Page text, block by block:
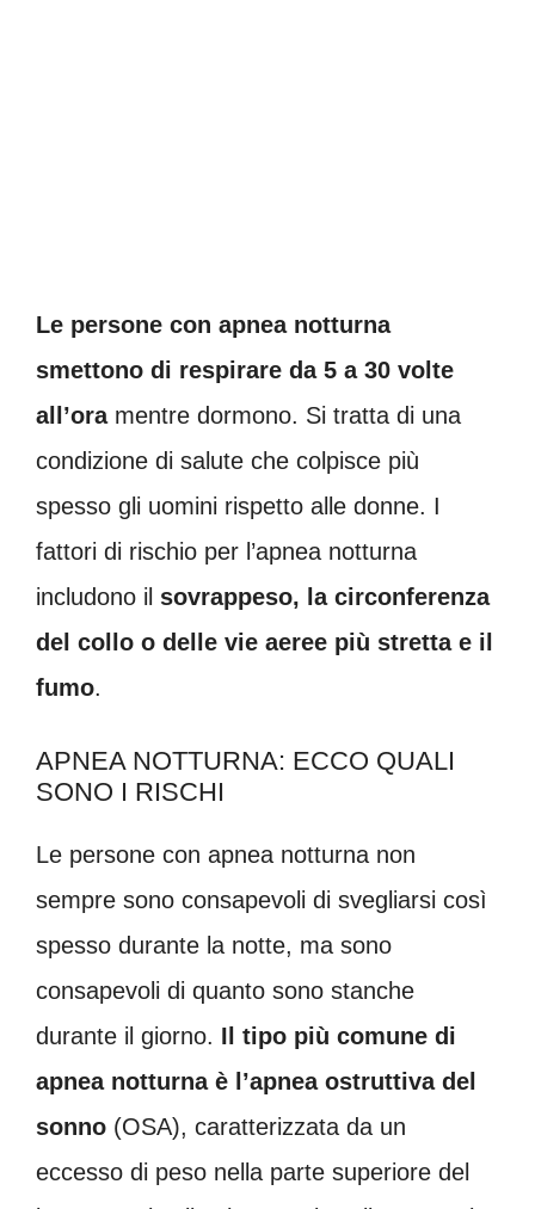
Le persone con apnea notturna
smettono di respirare da 5 a 30 volte
all’ora mentre dormono. Si tratta di una
condizione di salute che colpisce più
spesso gli uomini rispetto alle donne. I
fattori di rischio per l’apnea notturna
includono il sovrappeso, la circonferenza
del collo o delle vie aeree più stretta e il
fumo.
APNEA NOTTURNA: ECCO QUALI
SONO I RISCHI
Le persone con apnea notturna non
sempre sono consapevoli di svegliarsi così
spesso durante la notte, ma sono
consapevoli di quanto sono stanche
durante il giorno. Il tipo più comune di
apnea notturna è l’apnea ostruttiva del
sonno (OSA), caratterizzata da un
eccesso di peso nella parte superiore del